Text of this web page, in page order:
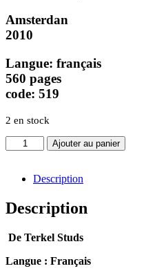
Amsterdan
2010
Langue: français
560 pages
code: 519
2 en stock
quantité
de
Histoires
d’une
obsession
Ajouter au panier
Description
Description
De Terkel Studs
Langue : Français